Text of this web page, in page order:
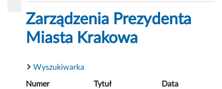
Zarządzenia Prezydenta
Miasta Krakowa
Wyszukiwarka
Numer Tytuł
Data